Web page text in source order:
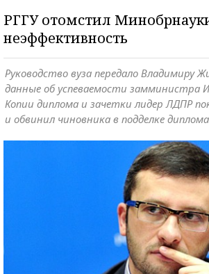
РГГУ отомстил
неэффективность
Руководство вуза передало Владимиру
данные об успеваемости замминистра
Копии диплома и зачетки лидер ЛДПР
и обвинил чиновника в подделке диплома